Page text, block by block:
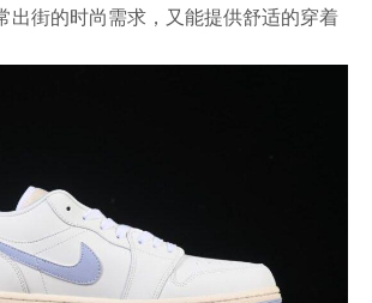
出街的时尚需求，又能提供舒适的穿着